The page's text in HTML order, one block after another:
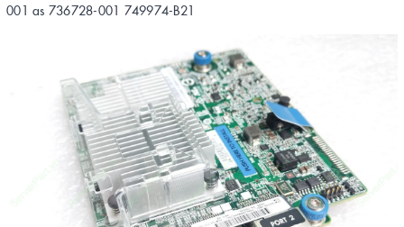
001 as 736728-001 749974-B21